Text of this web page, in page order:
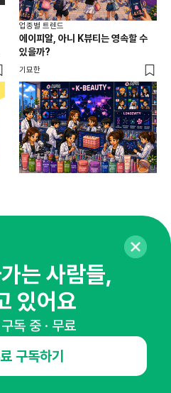
업종별 트렌드
에이피알, 아니 K뷰티는 영속할 수
있을까?
기묘한
요!
레터
는 사람들,
있어요
독 중 · 무료
구독하기